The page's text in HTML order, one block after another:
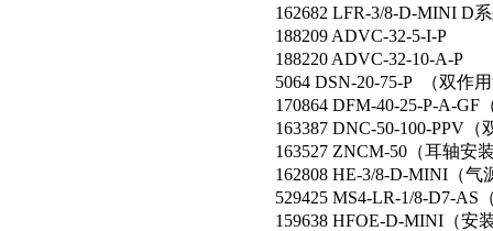
162682 LFR-3/8-D-MINI D
188209 ADVC-32-5-I-P
188220 ADVC-32-10-A-P
5064 DSN-20-75-P （双作
170864 DFM-40-25-P-A-GF
163387 DNC-50-100-PPV（
163527 ZNCM-50（耳轴安
162808 HE-3/8-D-MINI（气
529425 MS4-LR-1/8-D7-AS
159638 HFOE-D-MINI（安